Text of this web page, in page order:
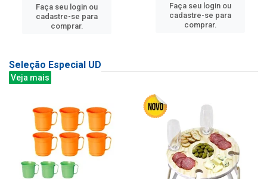
Faça seu login ou
cadastre-se para
comprar.
Faça seu login ou
cadastre-se para
comprar.
Seleção Especial UD
Veja mais